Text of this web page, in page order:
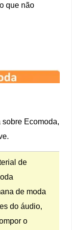
que não
Ecomoda,
de
de moda
do áudio,
o